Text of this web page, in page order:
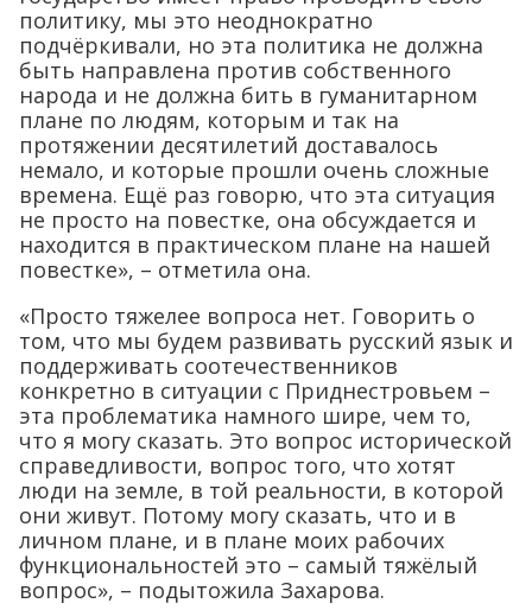
политику, мы это неоднократно
подчёркивали, но эта политика не должна
быть направлена против собственного
народа и не должна бить в гуманитарном
плане по людям, которым и так на
протяжении десятилетий доставалось
немало, и которые прошли очень сложные
времена. Ещё раз говорю, что эта ситуация
не просто на повестке, она обсуждается и
находится в практическом плане на нашей
повестке», – отметила она.
«Просто тяжелее вопроса нет. Говорить о
том, что мы будем развивать русский язык и
поддерживать соотечественников
конкретно в ситуации с Приднестровьем –
эта проблематика намного шире, чем то,
что я могу сказать. Это вопрос исторической
справедливости, вопрос того, что хотят
люди на земле, в той реальности, в которой
они живут. Потому могу сказать, что и в
личном плане, и в плане моих рабочих
функциональностей это – самый тяжёлый
вопрос», – подытожила Захарова.